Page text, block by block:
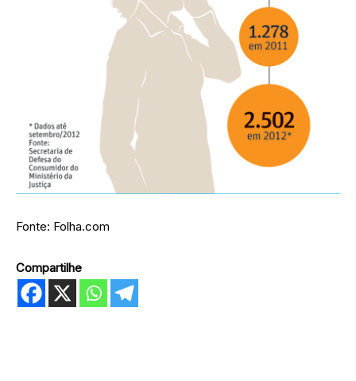
Fonte: Folha.com
Compartilhe